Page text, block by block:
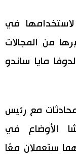
في
من المجالات
مايا ساندو
مع رئيس
الأوضاع في
ستعملان معًا